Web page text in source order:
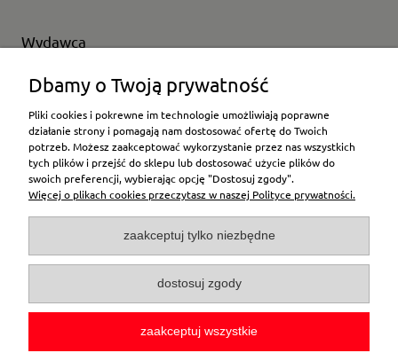
Wydawca
Wybierz producenta
Moje konto
Płatności i dostawa
Pomoc
O firmie
Dbamy o Twoją prywatność
Pliki cookies i pokrewne im technologie umożliwiają poprawne
działanie strony i pomagają nam dostosować ofertę do Twoich
potrzeb. Możesz zaakceptować wykorzystanie przez nas wszystkich
tych plików i przejść do sklepu lub dostosować użycie plików do
swoich preferencji, wybierając opcję "Dostosuj zgody".
Więcej o plikach cookies przeczytasz w naszej Polityce prywatności.
zaakceptuj tylko niezbędne
dostosuj zgody
zaakceptuj wszystkie